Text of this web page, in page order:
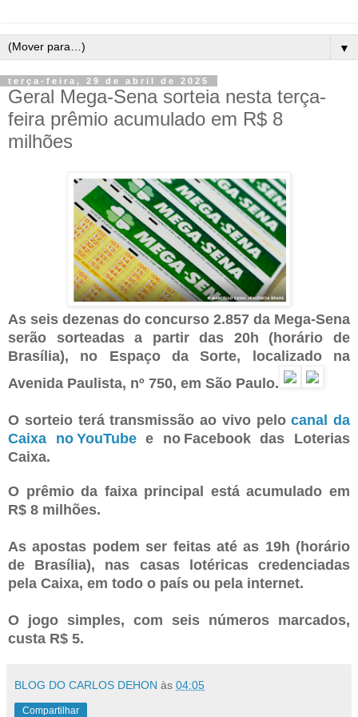
▼
terça-feira, 29 de abril de 2025
Geral Mega-Sena sorteia nesta terça-
feira prêmio acumulado em R$ 8
milhões
As seis dezenas do concurso 2.857 da Mega-Sena
serão sorteadas a partir das 20h (horário de
Brasília), no Espaço da Sorte, localizado na
Avenida Paulista, nº 750, em São Paulo.
O sorteio terá transmissão ao vivo pelocanal da
Caixa no YouTubee no Facebook das Loterias
Caixa.
O prêmio da faixa principal está acumulado em
R$ 8 milhões.
As apostas podem ser feitas até as 19h (horário
de Brasília), nas casas lotéricas credenciadas
pela Caixa, em todo o país ou pela internet.
O jogo simples, com seis números marcados,
custa R$ 5.
BLOG DO CARLOS DEHON às 04:05
Compartilhar